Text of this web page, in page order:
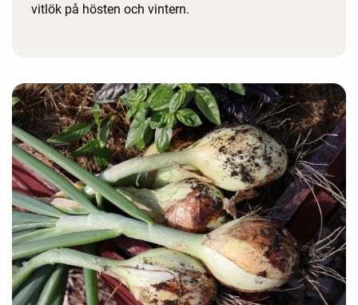
vitlök på hösten och vintern.